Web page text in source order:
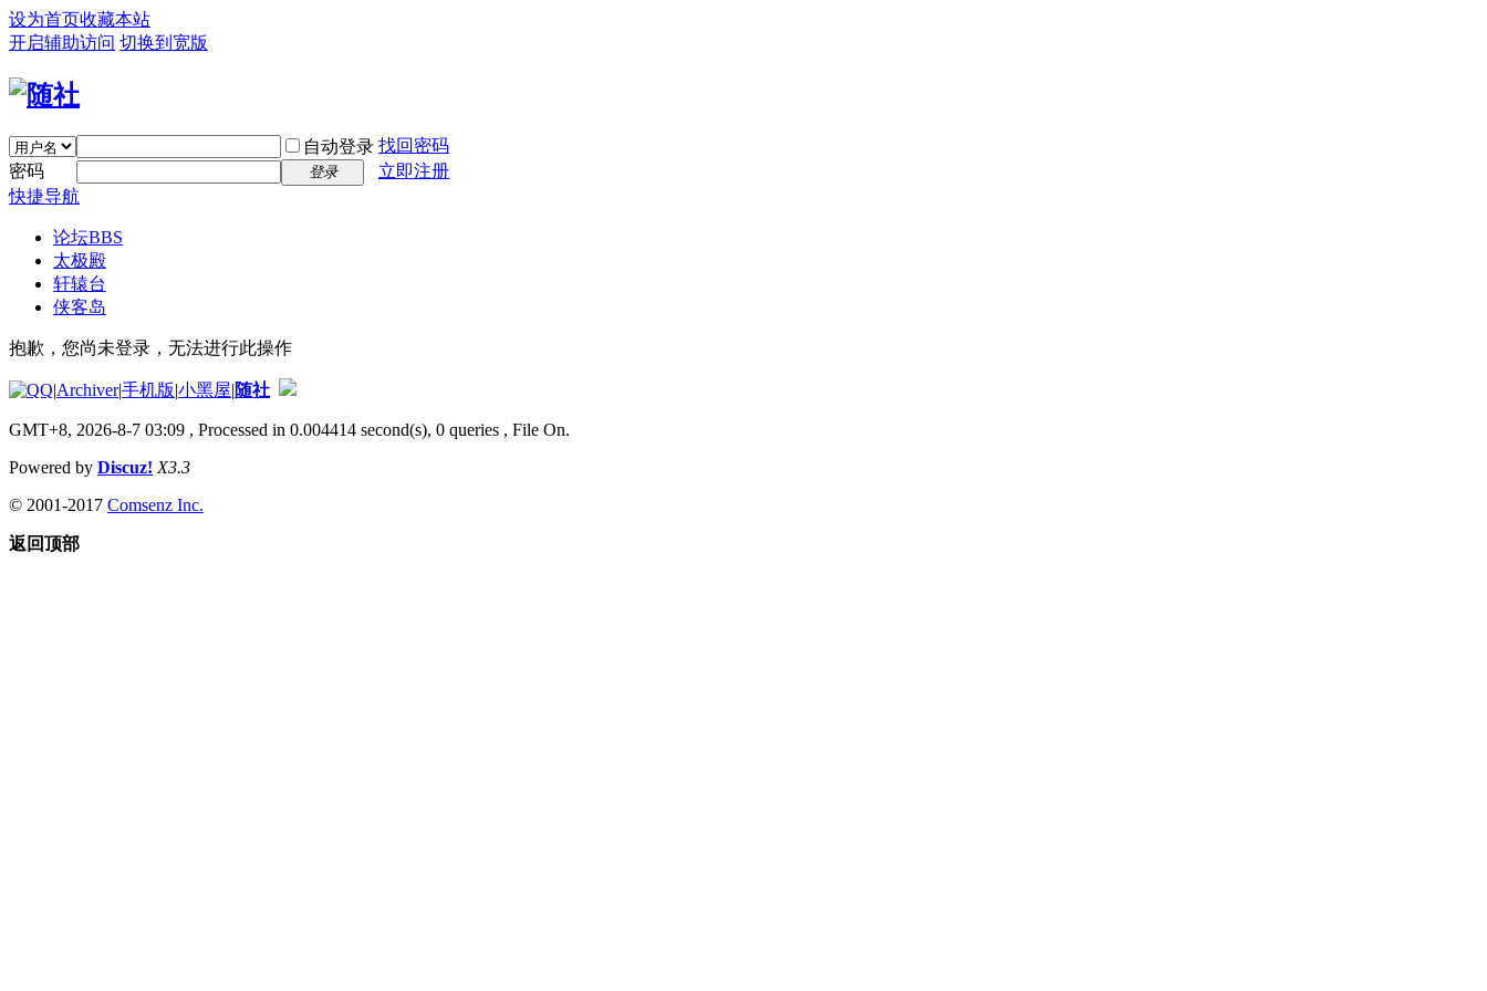
设为首页收藏本站
开启辅助访问 切换到宽版
自动登录 找回密码
密码
登录
立即注册
快捷导航
论坛BBS
太极殿
轩辕台
侠客岛
抱歉，您尚未登录，无法进行此操作
|Archiver|手机版|小黑屋|随社
GMT+8, 2026-8-7 03:09 , Processed in 0.004414 second(s), 0 queries , File On.
Powered by Discuz! X3.3
© 2001-2017 Comsenz Inc.
返回顶部